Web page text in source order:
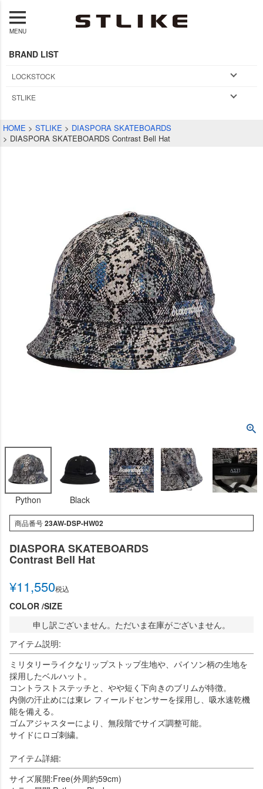
MENU
BRAND LIST
LOCKSTOCK
STLIKE
HOME STLIKE
DIASPORA SKATEBOARDS
DIASPORA SKATEBOARDS Contrast Bell Hat
Python Black
商品番号23AW-DSP-HW02
DIASPORA SKATEBOARDS
Contrast Bell Hat
¥11,550税込
COLOR SIZE
申し訳ございません。ただいま在庫がございません。
アイテム説明:
ミリタリーライクなリップストップ生地や、パイソン柄の生地を
採用したベルハット。
コントラストステッチと、やや短く下向きのブリムが特徴。
内側の汗止めには東レ フィールドセンサーを採用し、吸水速乾機
能を備える。
ゴムアジャスターにより、無段階でサイズ調整可能。
サイドにロゴ刺繍。
アイテム詳細:
サイズ展開:Free(外周約59cm)